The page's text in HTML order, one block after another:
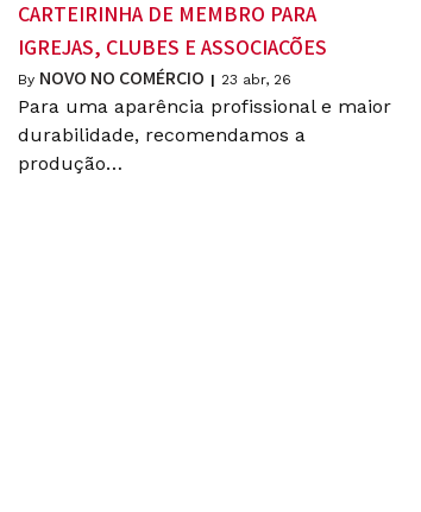
CARTEIRINHA DE MEMBRO PARA
IGREJAS, CLUBES E ASSOCIAÇÕES
By NOVO NO COMÉRCIO | 23 abr, 26
Para uma aparência profissional e maior
durabilidade, recomendamos a
produção…